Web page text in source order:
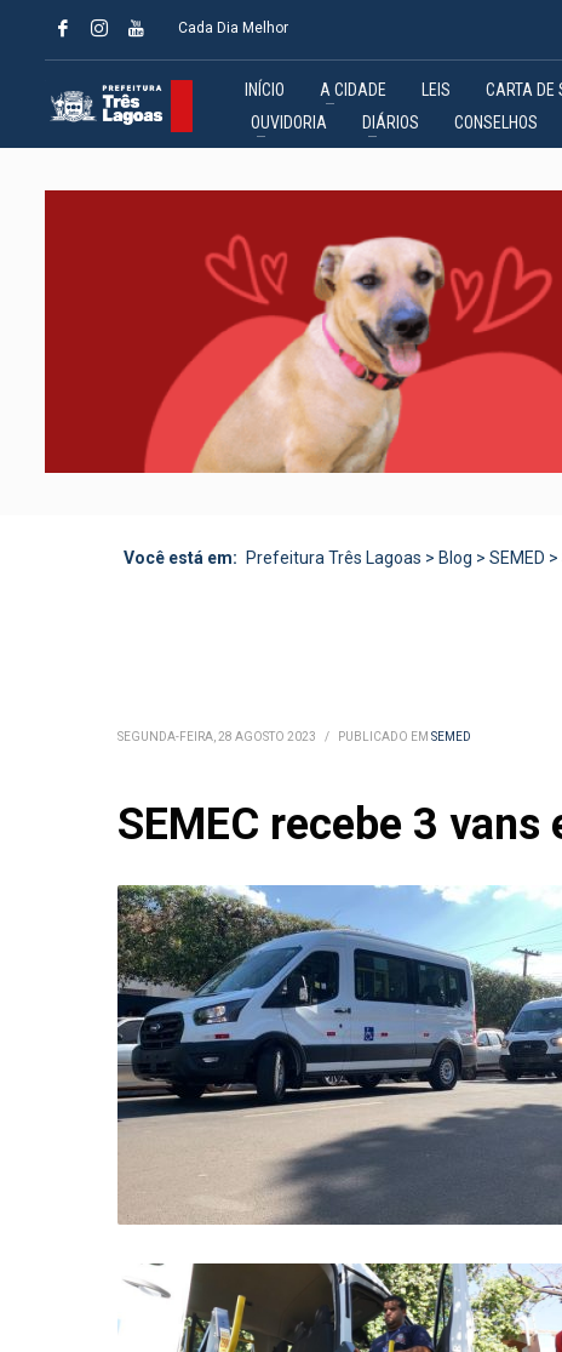
Cada Dia Melhor
INÍCIO A CIDADE LEIS CARTA DE
OUVIDORIA
DIÁRIOS CONSELHOS
Você está em: Prefeitura Três Lagoas > Blog > SEMED >
SEGUNDA-FEIRA, 28 AGOSTO 2023 / PUBLICADO EM SEMED
SEMEC recebe 3